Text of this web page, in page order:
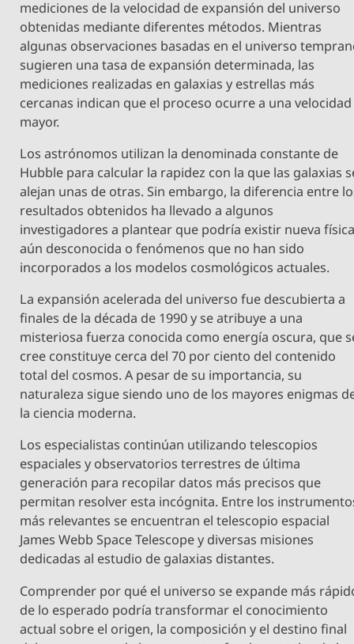
mediciones de la velocidad de expansión del universo
obtenidas mediante diferentes métodos. Mientras
algunas observaciones basadas en el universo
sugieren una tasa de expansión determinada, las
mediciones realizadas en galaxias y estrellas más
cercanas indican que el proceso ocurre a una velocidad
mayor.
Los astrónomos utilizan la denominada constante de
Hubble para calcular la rapidez con la que las galaxias
alejan unas de otras. Sin embargo, la diferencia entre
resultados obtenidos ha llevado a algunos
investigadores a plantear que podría existir nueva
aún desconocida o fenómenos que no han sido
incorporados a los modelos cosmológicos actuales.
La expansión acelerada del universo fue descubierta a
finales de la década de 1990 y se atribuye a una
misteriosa fuerza conocida como energía oscura, que
cree constituye cerca del 70 por ciento del contenido
total del cosmos. A pesar de su importancia, su
naturaleza sigue siendo uno de los mayores enigmas
la ciencia moderna.
Los especialistas continúan utilizando telescopios
espaciales y observatorios terrestres de última
generación para recopilar datos más precisos que
permitan resolver esta incógnita. Entre los
más relevantes se encuentran el telescopio espacial
James Webb Space Telescope y diversas misiones
dedicadas al estudio de galaxias distantes.
Comprender por qué el universo se expande más
de lo esperado podría transformar el conocimiento
actual sobre el origen, la composición y el destino final